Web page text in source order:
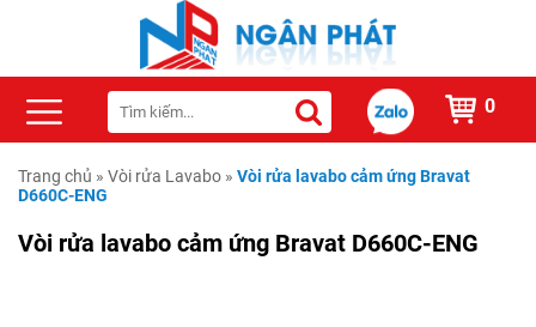
0
Trang chủ » Vòi rửa Lavabo » Vòi rửa lavabo cảm ứng Bravat
D660C-ENG
Vòi rửa lavabo cảm ứng Bravat D660C-ENG